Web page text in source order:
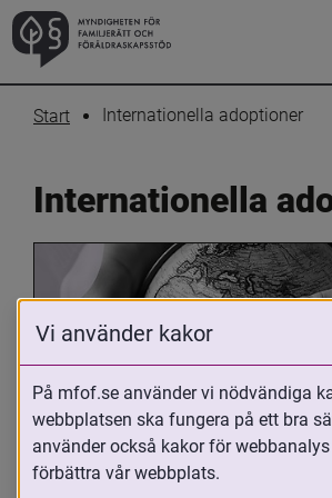
Start Internationella adoptioner
Internationella
Oavsett om du är adopterad,
adoptivförälder eller arbetar
Vi använder kakor
På mfof.se använder vi nödvändiga
webbplatsen ska fungera på ett bra
använder också kakor för
förbättra vår webbplats.